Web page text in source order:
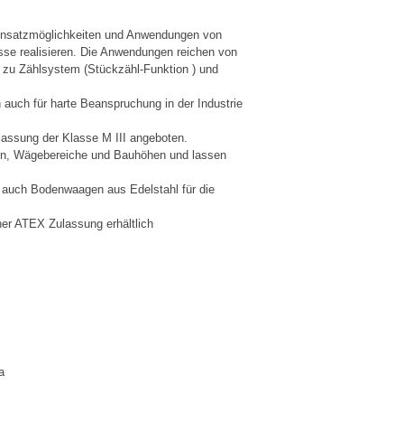
und Anwendungen von
realisieren. Die Anwendungen reichen von
Zählsystem (Stückzähl-Funktion ) und
für harte Beanspruchung in der Industrie
der Klasse M III angeboten.
Wägebereiche und Bauhöhen und lassen
Bodenwaagen aus Edelstahl für die
ATEX Zulassung erhältlich